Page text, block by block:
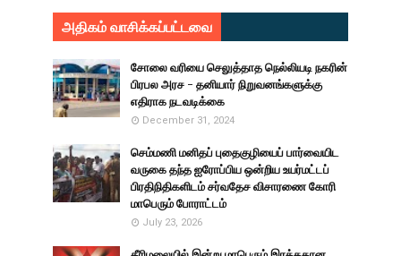
அதிகம் வாசிக்கப்பட்டவை
சோலை வரியை செலுத்தாத நெல்லியடி நகரின்
பிரபல அரச - தனியார் நிறுவனங்களுக்கு
எதிராக நடவடிக்கை
December 31, 2024
செம்மணி மனிதப் புதைகுழியைப் பார்வையிட
வருகை தந்த ஐரோப்பிய ஒன்றிய உயர்மட்டப்
பிரதிநிதிகளிடம் சர்வதேச விசாரணை கோரி
மாபெரும் போராட்டம்
July 23, 2026